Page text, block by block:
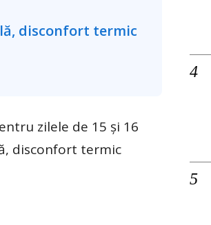
zilele de 15 și 16
disconfort termic